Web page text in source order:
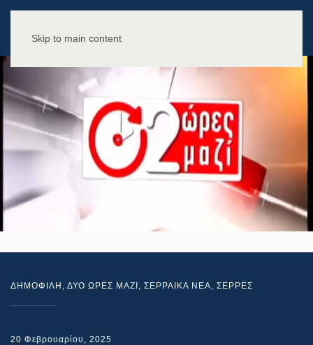
Skip to main content
ΔΗΜΟΦΙΛΗ , ΔΥΟ ΩΡΕΣ ΜΑΖΙ , ΣΕΡΡΑΙΚΑ ΝΕΑ, ΣΕΡΡΕΣ
20 Φεβρουαρίου, 2025